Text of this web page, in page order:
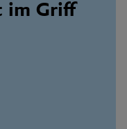
im Griff